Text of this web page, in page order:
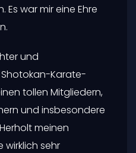
Es war mir eine Ehre
und
Karate-
tollen Mitgliedern,
und insbesondere
meinen
wirklich sehr